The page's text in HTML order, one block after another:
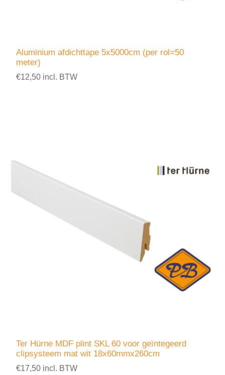
Aluminium afdichttape 5x5000cm (per rol=50
meter)
€12,50 incl. BTW
Ter Hürne MDF plint SKL 60 voor geïntegeerd
clipsysteem mat wit 18x60mmx260cm
€17,50 incl. BTW